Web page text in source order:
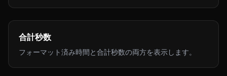
合計秒数
フォーマット済み時間と合計秒数の両方を表示します。